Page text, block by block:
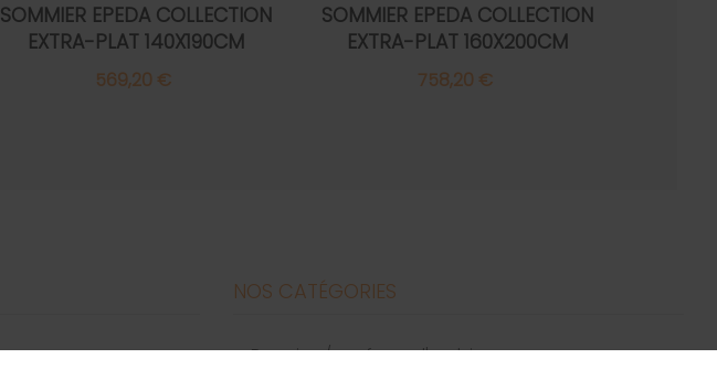
SOMMIER EPEDA COLLECTION
EXTRA-PLAT 140X190CM
569,20 €
SOMMIER EPEDA COLLECTION
EXTRA-PLAT 160X200CM
758,20 €
NOS CATÉGORIES
bougies / parfums d'ambiance